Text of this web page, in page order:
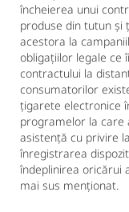
încheierea unui
produse din tutun și
acestora la
obligațiilor legale ce
contractului la
consumatorilor
țigarete electronice
programelor la care
asistență cu privire
înregistrarea
îndeplinirea oricărui
mai sus menționat.